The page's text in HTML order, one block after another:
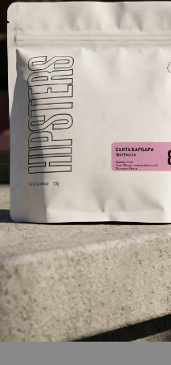
знижки та відстежувати